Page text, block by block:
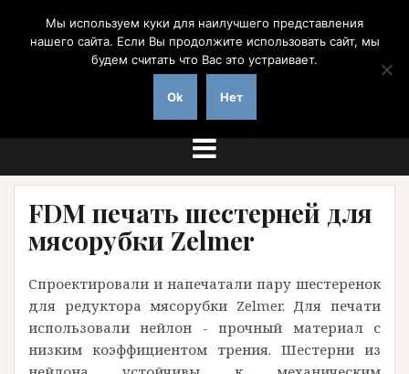
содержимому
на заказ с доставкой по России
FDM печать шестерней для
мясорубки Zelmer
Спроектировали и напечатали пару шестеренок
для редуктора мясорубки Zelmer. Для печати
использовали нейлон - прочный материал с
низким коэффициентом трения. Шестерни из
Мы используем куки для наилучшего представления
нашего сайта. Если Вы продолжите использовать сайт, мы
будем считать что Вас это устраивает.
Ok Нет